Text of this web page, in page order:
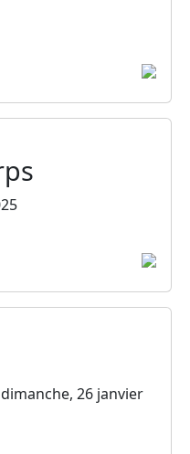
26 janvier